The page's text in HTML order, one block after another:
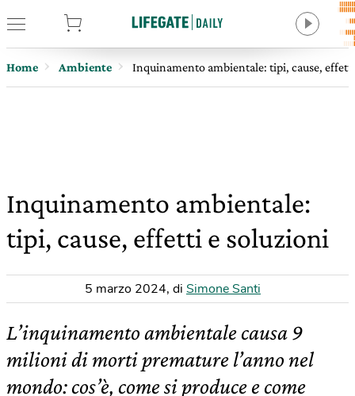
Home Ambiente Inquinamento ambientale: tipi, cause,
Inquinamento ambientale:
tipi, cause, effetti e soluzioni
5 marzo 2024, di Simone Santi
L’inquinamento ambientale causa 9
milioni di morti premature l’anno nel
mondo: cos’è, come si produce e come